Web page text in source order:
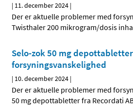
| 11. december 2024 |
Der er aktuelle problemer med
Twisthaler 200 mikrogram/dosis
Selo-zok 50 mg
forsyningsvanskelighed
| 10. december 2024 |
Der er aktuelle problemer med
50 mg depottabletter fra Recordati AB